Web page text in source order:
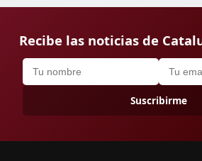
Recibe las noticias de
Suscribirme